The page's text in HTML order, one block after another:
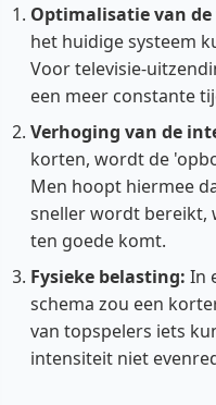
Optimalisatie van
het huidige systeem
Voor televisie-
een meer constante
Verhoging van de
korten, wordt de
Men hoopt hiermee
sneller wordt bereikt,
ten goede komt.
Fysieke belasting: In
schema zou een
van topspelers iets
intensiteit niet